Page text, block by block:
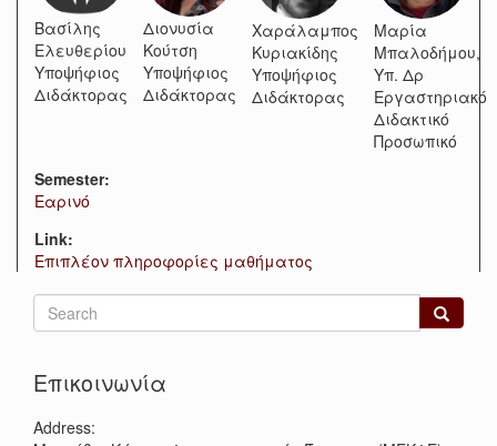
Βασίλης
Ελευθερίου
Υποψήφιος
Διδάκτορας
Διονυσία
Κούτση
Υποψήφιος
Διδάκτορας
Χαράλαμπος
Κυριακίδης
Υποψήφιος
Διδάκτορας
Μαρία
Μπαλοδήμου,
Υπ. Δρ
Εργαστηριακό
Διδακτικό
Προσωπικό
Semester:
Εαρινό
Link:
Επιπλέον πληροφορίες μαθήματος
Search
form
Επικοινωνία
Address: